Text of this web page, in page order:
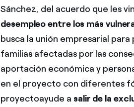
Sánchez, del acuerdo que les
desempleo entre los más
busca la unión empresarial
familias afectadas por las
aportación económica y
en el proyecto con diferentes
proyectoayude a salir de la